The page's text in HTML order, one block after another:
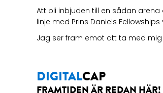
Att bli inbjuden till en sådan
linje med Prins Daniels
Jag ser fram emot att ta med
DIGITALCAP
FRAMTIDEN ÄR REDAN HÄR!